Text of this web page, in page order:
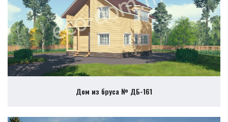
Дом из бруса № ДБ-161